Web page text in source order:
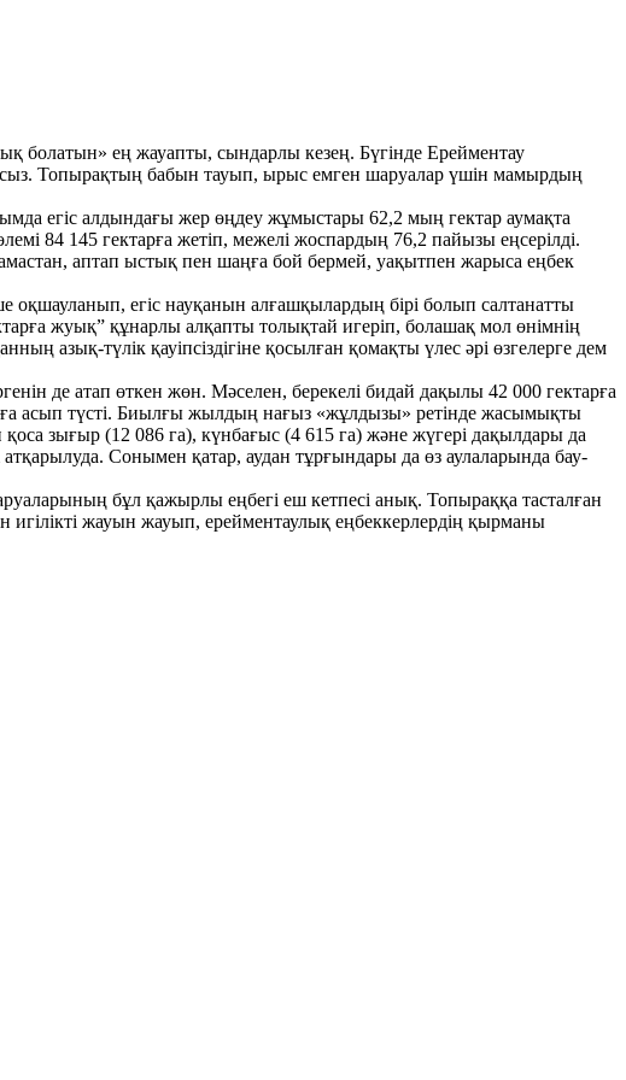
болатын» ең жауапты, сындарлы кезең. Бүгінде Ерейментау
Топырақтың бабын тауып, ырыс емген шаруалар үшін мамырдың
егіс алдындағы жер өңдеу жұмыстары 62,2 мың гектар аумақта
84 145 гектарға жетіп, межелі жоспардың 76,2 пайызы еңсерілді.
аптап ыстық пен шаңға бой бермей, уақытпен жарыса еңбек
оқшауланып, егіс науқанын алғашқылардың бірі болып салтанатты
жуық” құнарлы алқапты толықтай игеріп, болашақ мол өнімнің
азық-түлік қауіпсіздігіне қосылған қомақты үлес әрі өзгелерге дем
де атап өткен жөн. Мәселен, берекелі бидай дақылы 42 000 гектарға
асып түсті. Биылғы жылдың нағыз «жұлдызы» ретінде жасымықты
зығыр (12 086 га), күнбағыс (4 615 га) және жүгері дақылдары да
Сонымен қатар, аудан тұрғындары да өз аулаларында бау-
бұл қажырлы еңбегі еш кетпесі анық. Топыраққа тасталған
игілікті жауын жауып, ерейментаулық еңбеккерлердің қырманы